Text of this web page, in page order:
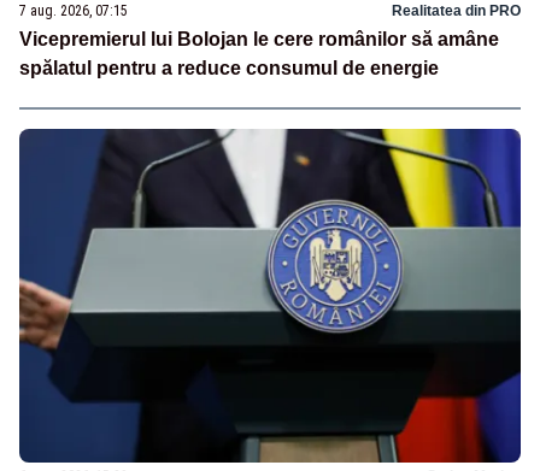
7 aug. 2026, 07:15 Realitatea din PRO
Vicepremierul lui Bolojan le cere românilor să amâne
spălatul pentru a reduce consumul de energie